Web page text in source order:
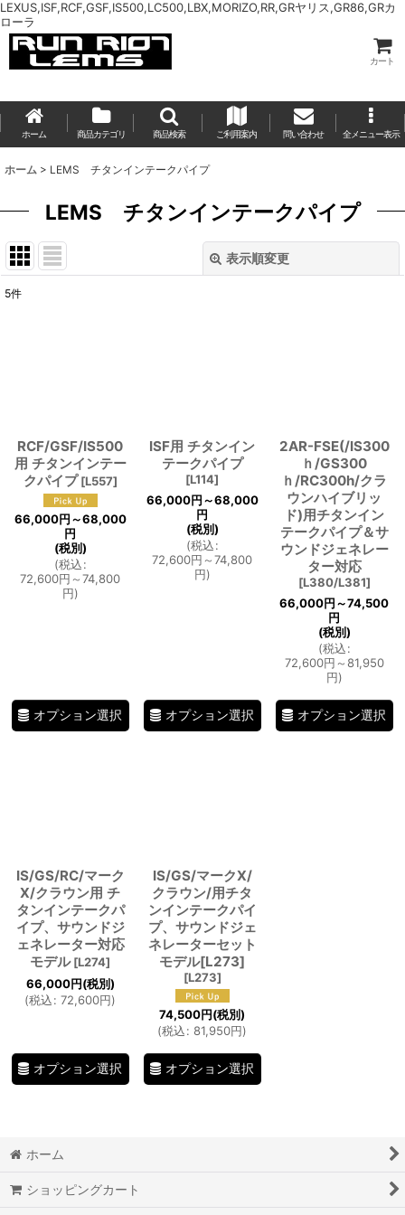
LEXUS,ISF,RCF,GSF,IS500,LC500,LBX,MORIZO,RR,GRヤリス,GR86,GRカ
ローラ
カート
ホーム 商品カテゴリ 商品検索 ご利用案内 問い合わせ 全メニュー表示
ホーム > LEMS チタンインテークパイプ
LEMS チタンインテークパイプ
表示順変更
5件
RCF/GSF/IS500
用 チタンインテー
クパイプ [L557]
66,000円～68,000
円
(税別)
(税込:
72,600円 ～74,800
円)
オプション選択
ISF用 チタンイン
テークパイプ
[L114]
66,000円～68,000
円
(税別)
(税込:
72,600円 ～74,800
円)
オプション選択
2AR-FSE(/IS300
ｈ/GS300
ｈ/RC300h/クラ
ウンハイブリッ
ド)用チタンイン
テークパイプ＆サ
ウンドジェネレー
ター対応
[L380/L381]
66,000円～74,500
円
(税別)
(税込:
72,600円 ～81,950
円)
オプション選択
IS/GS/RC/マーク
X/クラウン用 チ
タンインテークパ
イプ、サウンドジ
ェネレーター対応
モデル [L274]
66,000円(税別)
(税込: 72,600円)
オプション選択
IS/GS/マークX/
クラウン/用チタ
ンインテークパイ
プ、サウンドジェ
ネレーターセット
モデル[L273]
[L273]
74,500円(税別)
(税込: 81,950円)
オプション選択
ホーム
ショッピングカート